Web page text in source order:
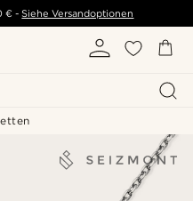
€ - Siehe Versandoptionen